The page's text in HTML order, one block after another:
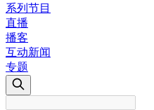
系列节目
直播
播客
互动新闻
专题